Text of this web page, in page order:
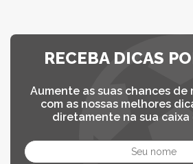
RECEBA DICAS
Aumente as suas chances de
com as nossas melhores
diretamente na sua